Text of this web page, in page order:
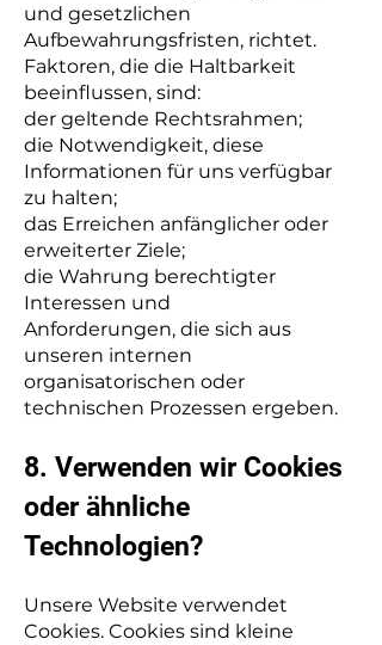
und gesetzlichen
Aufbewahrungsfristen, richtet.
Faktoren, die die Haltbarkeit
beeinflussen, sind:
der geltende Rechtsrahmen;
die Notwendigkeit, diese
Informationen für uns verfügbar
zu halten;
das Erreichen anfänglicher oder
erweiterter Ziele;
die Wahrung berechtigter
Interessen und
Anforderungen, die sich aus
unseren internen
organisatorischen oder
technischen Prozessen ergeben.
8. Verwenden wir Cookies
oder ähnliche
Technologien?
Unsere Website verwendet
Cookies. Cookies sind kleine